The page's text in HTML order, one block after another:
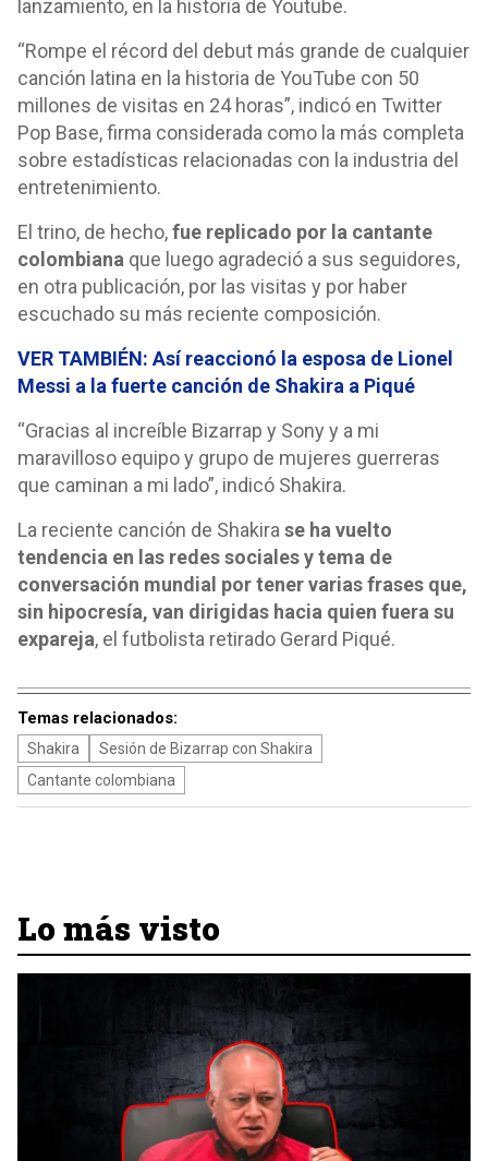
lanzamiento, en la historia de Youtube.
“Rompe el récord del debut más grande de cualquier
canción latina en la historia de YouTube con 50
millones de visitas en 24 horas”, indicó en Twitter
Pop Base, firma considerada como la más completa
sobre estadísticas relacionadas con la industria del
entretenimiento.
El trino, de hecho,fue replicado por la cantante
colombiana que luego agradeció a sus seguidores,
en otra publicación, por las visitas y por haber
escuchado su más reciente composición.
VER TAMBIÉN: Así reaccionó la esposa de Lionel
Messi a la fuerte canción de Shakira a Piqué
“Gracias al increíble Bizarrap y Sony y a mi
maravilloso equipo y grupo de mujeres guerreras
que caminan a mi lado”, indicó Shakira.
La reciente canción de Shakira se ha vuelto
tendencia en las redes sociales y tema de
conversación mundial por tener varias frases que,
sin hipocresía, van dirigidas hacia quien fuera su
expareja, el futbolista retirado Gerard Piqué.
Temas relacionados:
Shakira
Sesión de Bizarrap con Shakira
Cantante colombiana
Lo más visto